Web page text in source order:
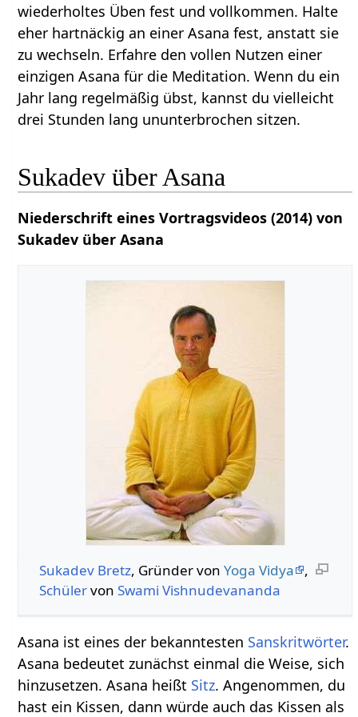
wiederholtes Üben fest und vollkommen. Halte
eher hartnäckig an einer Asana fest, anstatt sie
zu wechseln. Erfahre den vollen Nutzen einer
einzigen Asana für die Meditation. Wenn du ein
Jahr lang regelmäßig übst, kannst du vielleicht
drei Stunden lang ununterbrochen sitzen.
Sukadev über Asana
Niederschrift eines Vortragsvideos (2014) von
Sukadev über Asana
Sukadev Bretz, Gründer von Yoga Vidya
,
Schülervon Swami Vishnudevananda
Asana ist eines der bekanntesten Sanskritwörter.
Asana bedeutet zunächst einmal die Weise, sich
hinzusetzen. Asana heißt Sitz. Angenommen, du
hast ein Kissen, dann würde auch das Kissen als